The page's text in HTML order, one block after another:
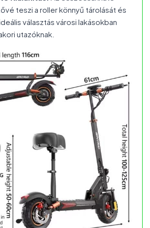
teszi a roller könnyű tárolását és
választás városi lakásokban
utazóknak.